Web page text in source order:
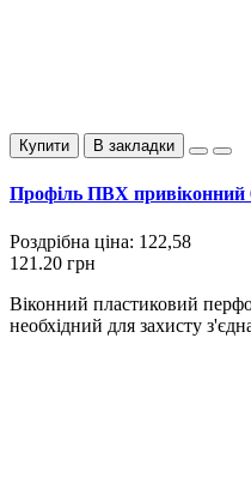
Купити В закладки
Профіль ПВХ привіконний
Роздрібна ціна: 122,58
121.20 грн
Віконний пластиковий
необхідний для захисту